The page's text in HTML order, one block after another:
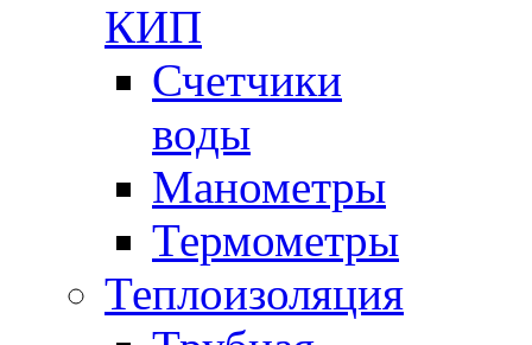
КИП
Счетчики
воды
Манометры
Термометры
Теплоизоляция